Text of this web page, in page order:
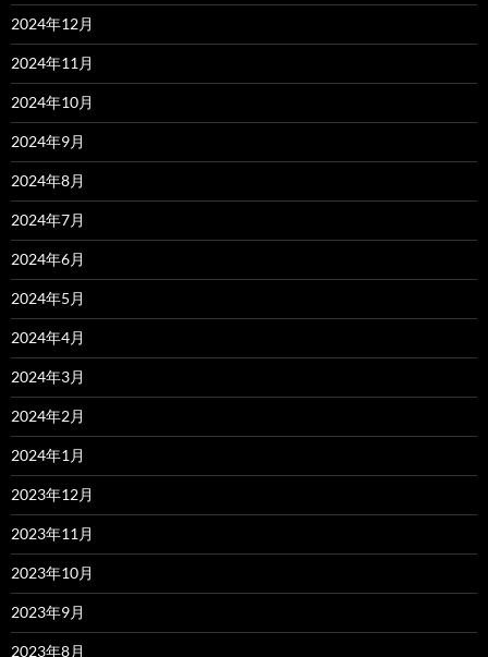
2024年12月
2024年11月
2024年10月
2024年9月
2024年8月
2024年7月
2024年6月
2024年5月
2024年4月
2024年3月
2024年2月
2024年1月
2023年12月
2023年11月
2023年10月
2023年9月
2023年8月